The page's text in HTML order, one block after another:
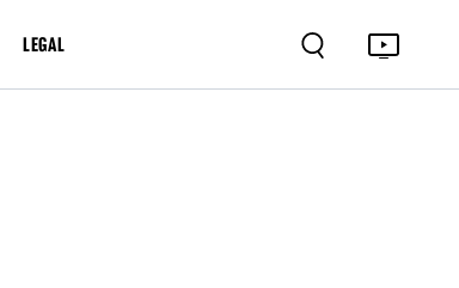
LEGAL